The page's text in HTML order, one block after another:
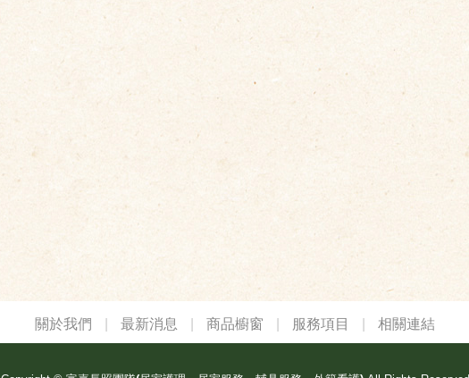
關於我們 最新消息 商品櫥窗 服務項目 相關連結